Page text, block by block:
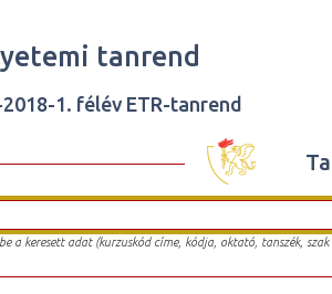
tanrend
1. félév ETR-tanrend
a keresett adat (kurzuskód címe, kódja, oktató, tanszék,